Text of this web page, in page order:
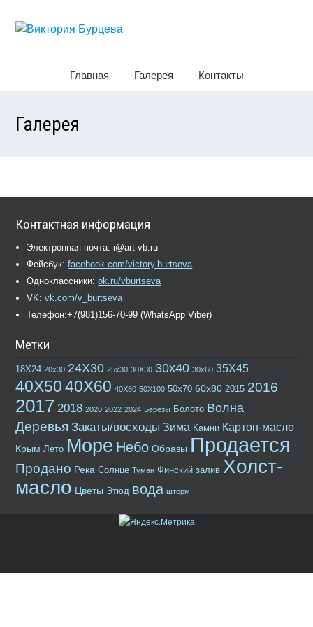
Главная Галерея Контакты
Галерея
Контактная информация
Электронная почта: i@art-vb.ru
Фейсбук:facebook.com/victory.burtseva
Одноклассники:ok.ru/vburtseva
VK:vk.com/v_burtseva
Телефон:+7(981)156-70-99 (WhatsApp Viber)
Метки
18Х24 20х30 24Х30 25х30 30Х30 30х40 30х60 35Х45
40Х50 40Х60 40Х80 50Х100 50х70 60х80 2015 2016
2017 2018 2020 2022 2024 Березы Болото Волна
Деревья Закаты/восходы Зима Камни Картон-масло
Крым Лето Море Небо Образы Продается
Продано Река Солнце Туман Финский залив Холст-
масло Цветы Этюд вода шторм